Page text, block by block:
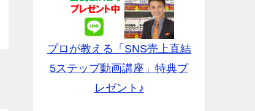
プロが教える「SNS売上直結
5ステップ動画講座」特典プ
レゼント♪